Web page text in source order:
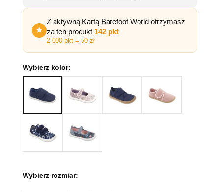
Z aktywną Kartą Barefoot World otrzymasz
za ten produkt 142 pkt
2 000 pkt = 50 zł
Wybierz kolor:
Wybierz rozmiar: